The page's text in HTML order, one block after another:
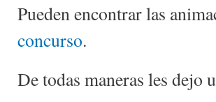
Pueden encontrar las
concurso.
De todas maneras les dejo